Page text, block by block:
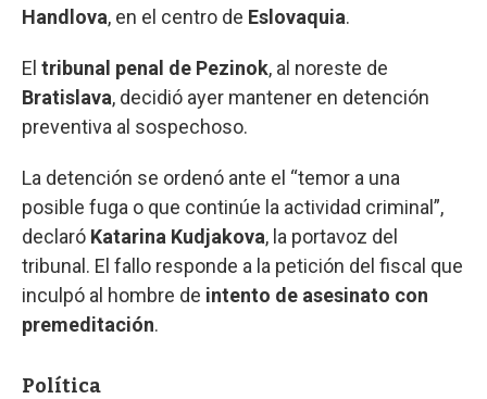
Handlova, en el centro de Eslovaquia.
El tribunal penal de Pezinok, al noreste de
Bratislava, decidió ayer mantener en detención
preventiva al sospechoso.
La detención se ordenó ante el “temor a una
posible fuga o que continúe la actividad criminal”,
declaró Katarina Kudjakova, la portavoz del
tribunal. El fallo responde a la petición del fiscal que
inculpó al hombre de intento de asesinato con
premeditación.
Política